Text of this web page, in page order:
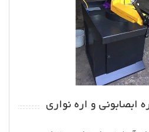
ابصابونی و اره نواری